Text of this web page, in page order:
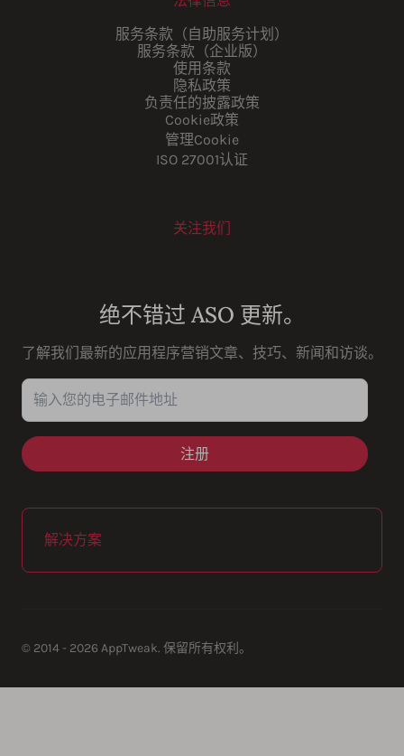
服务条款（自助服务计划）
服务条款（企业版）
使用条款
隐私政策
负责任的披露政策
Cookie政策
管理Cookie
ISO 27001认证
关注我们
绝不错过 ASO 更新。
了解我们最新的应用程序营销文章、技巧、新闻和访谈。
输入您的电子邮件地址
解决方案
© 2014 - 2026 AppTweak. 保留所有权利。